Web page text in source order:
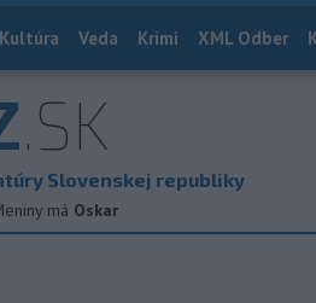
Kultúra Veda Krimi XML Odber
.SK
Slovenskej republiky
má Oskar